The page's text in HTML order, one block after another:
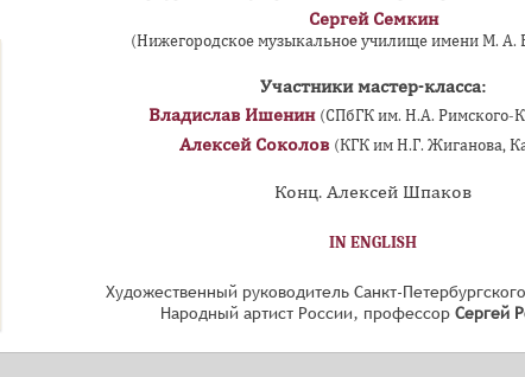
Сергей Семкин
(Нижегородское музыкальное училище имени М. А.
Участники мастер-класса:
Владислав Ишенин (СПбГК им. Н.А. Римского-
Алексей Соколов (КГК им Н.Г. Жиганова,
Конц. Алексей Шпаков
IN ENGLISH
Художественный руководитель Санкт-
Народный артист России, профессор Сергей